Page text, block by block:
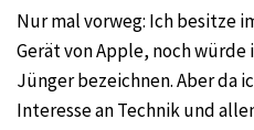
Nur mal vorweg: Ich besitze
Gerät von Apple, noch würde
Jünger bezeichnen. Aber da
Interesse an Technik und